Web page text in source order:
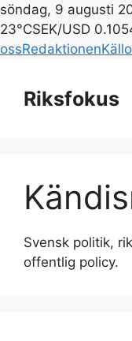
söndag, 9 augusti
23°CSEK/USD
ossRedaktionen
innehållRiksfokus
Svensk politik,
offentlig policy.